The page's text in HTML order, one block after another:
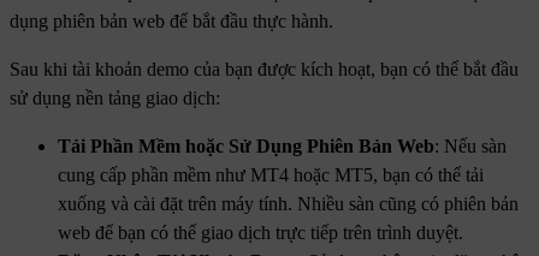
dụng phiên bản web để bắt đầu thực hành.
Sau khi tài khoản demo của bạn được kích hoạt, bạn có thể bắt đầu
sử dụng nền tảng giao dịch:
Tải Phần Mềm hoặc Sử Dụng Phiên Bản Web: Nếu sàn
cung cấp phần mềm như MT4 hoặc MT5, bạn có thể tải
xuống và cài đặt trên máy tính. Nhiều sàn cũng có phiên bản
web để bạn có thể giao dịch trực tiếp trên trình duyệt.